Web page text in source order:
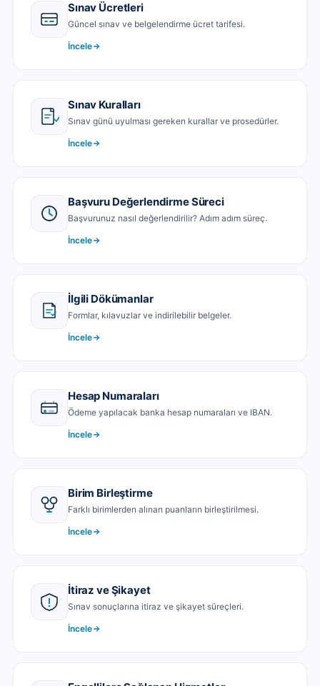
Sınav Ücretleri
Güncel sınav ve belgelendirme ücret tarifesi.
İncele
Sınav Kuralları
Sınav günü uyulması gereken kurallar ve prosedürler.
İncele
Başvuru Değerlendirme Süreci
Başvurunuz nasıl değerlendirilir? Adım adım süreç.
İncele
İlgili Dökümanlar
Formlar, kılavuzlar ve indirilebilir belgeler.
İncele
Hesap Numaraları
Ödeme yapılacak banka hesap numaraları ve IBAN.
İncele
Birim Birleştirme
Farklı birimlerden alınan puanların birleştirilmesi.
İncele
İtiraz ve Şikayet
Sınav sonuçlarına itiraz ve şikayet süreçleri.
İncele